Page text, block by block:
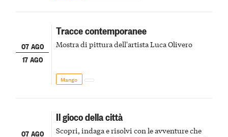
07 AGO
17 AGO
Tracce contemporanee
Mostra di pittura dell'artista Luca Olivero
Mango
07 AGO
Il gioco della città
Scopri, indaga e risolvi con le avventure che